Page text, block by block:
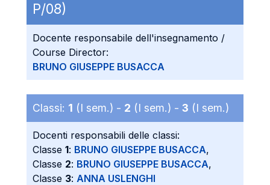
P/08)
Docente responsabile dell'insegnamento /
Course Director:
BRUNO GIUSEPPE BUSACCA
Classi: 1 (I sem.) - 2 (I sem.) - 3 (I sem.)
Docenti responsabili delle classi:
Classe 1: BRUNO GIUSEPPE BUSACCA,
Classe 2: BRUNO GIUSEPPE BUSACCA,
Classe 3: ANNA USLENGHI